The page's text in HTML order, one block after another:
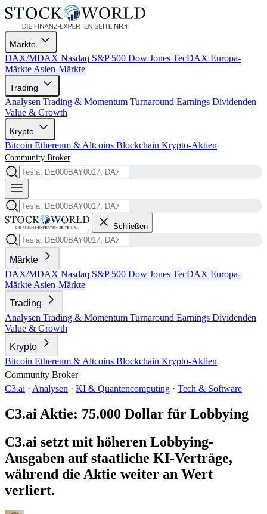
Märkte
DAX/MDAX Nasdaq S&P 500 Dow Jones TecDAX Europa-
Märkte Asien-Märkte
Trading
Analysen Trading & Momentum Turnaround Earnings Dividenden
Value & Growth
Krypto
Bitcoin Ethereum & Altcoins Blockchain Krypto-Aktien
Community Broker
Schließen
Märkte
DAX/MDAX Nasdaq S&P 500 Dow Jones TecDAX Europa-
Märkte Asien-Märkte
Trading
Analysen Trading & Momentum Turnaround Earnings Dividenden
Value & Growth
Krypto
Bitcoin Ethereum & Altcoins Blockchain Krypto-Aktien
Community Broker
C3.ai · Analysen · KI & Quantencomputing · Tech & Software
C3.ai Aktie: 75.000 Dollar für Lobbying
C3.ai setzt mit höheren Lobbying-
Ausgaben auf staatliche KI-Verträge,
während die Aktie weiter an Wert
verliert.